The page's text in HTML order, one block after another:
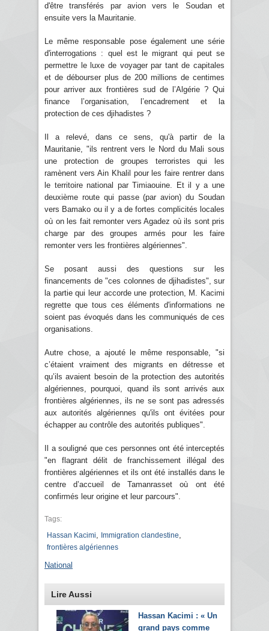
d'être transférés par avion vers le Soudan et
ensuite vers la Mauritanie.
Le même responsable pose également une série
d'interrogations : quel est le migrant qui peut se
permettre le luxe de voyager par tant de capitales
et de débourser plus de 200 millions de centimes
pour arriver aux frontières sud de l’Algérie ? Qui
finance l’organisation, l’encadrement et la
protection de ces djihadistes ?
Il a relevé, dans ce sens, qu'à partir de la
Mauritanie, "ils rentrent vers le Nord du Mali sous
une protection de groupes terroristes qui les
ramènent vers Ain Khalil pour les faire rentrer dans
le territoire national par Timiaouine. Et il y a une
deuxième route qui passe (par avion) du Soudan
vers Bamako ou il y a de fortes complicités locales
où on les fait remonter vers Agadez où ils sont pris
charge par des groupes armés pour les faire
remonter vers les frontières algériennes".
Se posant aussi des questions sur les
financements de "ces colonnes de djihadistes", sur
la partie qui leur accorde une protection, M. Kacimi
regrette que tous ces éléments d'informations ne
soient pas évoqués dans les communiqués de ces
organisations.
Autre chose, a ajouté le même responsable, "si
c’étaient vraiment des migrants en détresse et
qu’ils avaient besoin de la protection des autorités
algériennes, pourquoi, quand ils sont arrivés aux
frontières algériennes, ils ne se sont pas adressés
aux autorités algériennes qu'ils ont évitées pour
échapper au contrôle des autorités publiques".
Il a souligné que ces personnes ont été interceptés
"en flagrant délit de franchissement illégal des
frontières algériennes et ils ont été installés dans le
centre d’accueil de Tamanrasset où ont été
confirmés leur origine et leur parcours".
Tags:
Hassan Kacimi
Immigration clandestine
frontières algériennes
National
Lire Aussi
Hassan Kacimi : « Un
grand pays comme